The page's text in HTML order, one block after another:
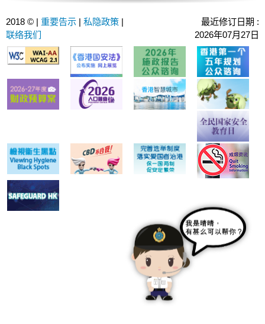
2018 © | 重要告示 | 私隐政策 |
联络我们
最近修订日期 :
2026年07月27日